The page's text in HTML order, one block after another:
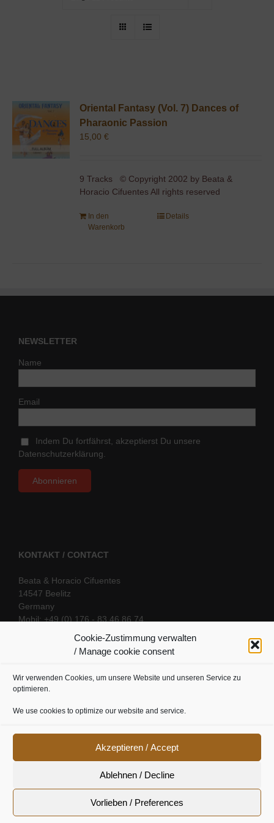
Cookie-Zustimmung verwalten
/ Manage cookie consent
Wir verwenden Cookies, um unsere Website und unseren Service zu
optimieren.
We use cookies to optimize our website and service.
Akzeptieren / Accept
Ablehnen / Decline
Vorlieben / Preferences
Oriental Fantasy (Vol. 7) Dances of
Pharaonic Passion
15,00€
9 Tracks © Copyright 2002 by Beata &
Horacio Cifuentes All rights reserved
In den
Warenkorb
Details
NEWSLETTER
Name
Email
Indem Du fortfährst, akzeptierst Du unsere
Datenschutzerklärung.
KONTAKT / CONTACT
Beata & Horacio Cifuentes
14547 Beelitz
Germany
Mobil: +49 (0) 176 - 83 46 86 74
SOCIAL LINKS
Cookie Richtline|Datenschutz|Urheberrecht|Impressum